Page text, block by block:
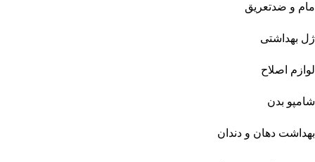
مام و ضدتعریق
ژل بهداشتی
لوازم اصلاح
شامپو بدن
بهداشت دهان و دندان